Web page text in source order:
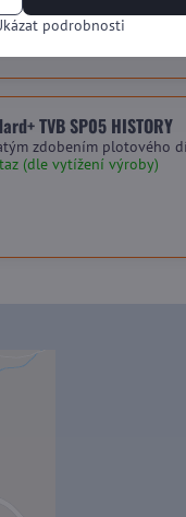
TVB SP05 HISTORY
zdobením plotového
(dle vytížení výroby)
podrobnosti